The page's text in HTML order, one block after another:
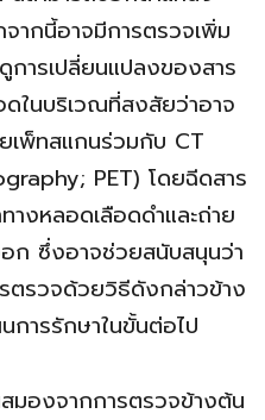
ากนี้อาจมีการตรวจเพิ่ม
ารเปลี่ยนแปลงของสาร
ดในบริเวณที่สงสัยว่าอาจ
เพ็ทสแกนร่วมกับ CT
PET) โดยฉีดสาร
างหลอดเลือดดำและถ่าย
ก ซึ่งอาจช่วยสนับสนุนว่า
ตรวจด้วยวิธีดังกล่าวข้าง
การรักษาในขั้นต่อไป
มองจากการตรวจข้างต้น